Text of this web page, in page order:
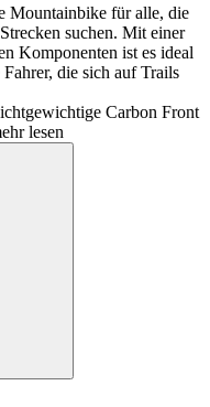
Mountainbike für alle, die
suchen. Mit einer
Komponenten ist es ideal
die sich auf Trails
Carbon Front
lesen